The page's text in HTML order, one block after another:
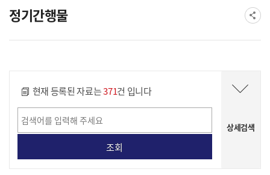
정기간행물
현재 등록된 자료는371건 입니다
상세검색